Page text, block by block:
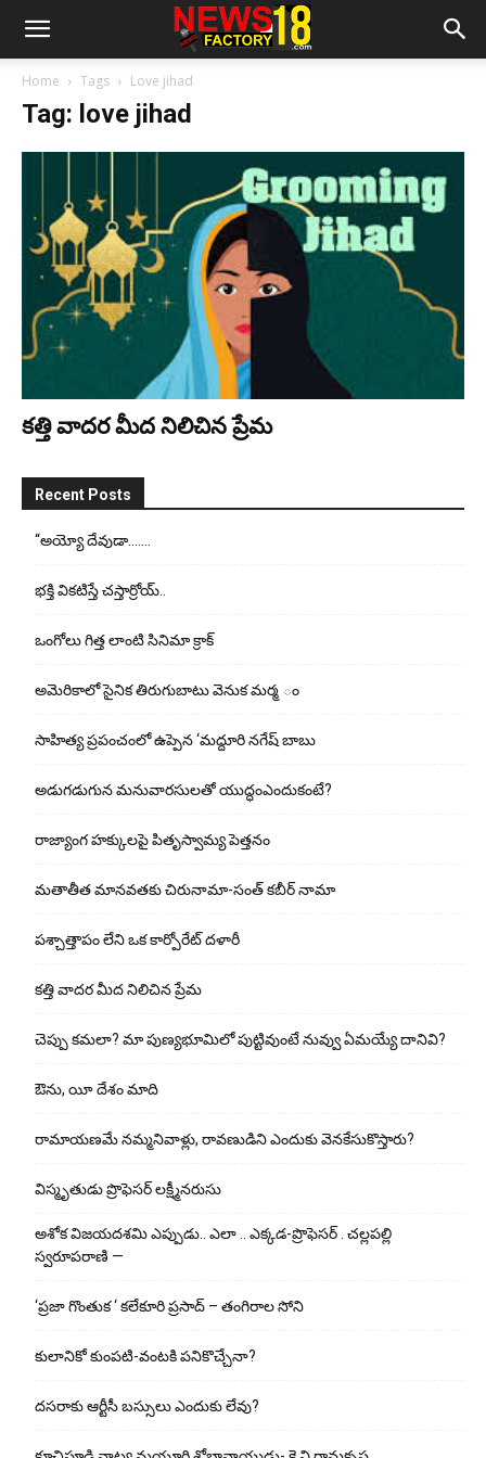
Home Tags Love jihad
Tag: love jihad
కత్తి వాదర మీద నిలిచిన ప్రేమ
Recent Posts
“అయ్యో దేవుడా…….
భ‌క్తి విక‌టిస్తే చ‌స్తార్రోయ్‌..
ఒంగోలు గిత్త లాంటి సినిమా క్రాక్
అమెరికాలో సైనిక తిరుగుబాటు వెనుక మర్మ ం
సాహిత్య ప్రపంచంలో ఉప్పెన ‘మద్దూరి నగేష్ బాబు
అడుగ‌డుగున మ‌నువార‌సుల‌తో యుద్ధంఎందుకంటే?
రాజ్యాంగ హక్కులపై పితృస్వామ్య పెత్తనం
మతాతీత మానవతకు చిరునామా-సంత్ కబీర్ నామా
పశ్చాత్తాపం లేని ఒక కార్పోరేట్ దళారీ
కత్తి వాదర మీద నిలిచిన ప్రేమ
చెప్పు క‌మ‌లా? మా పుణ్యభూమిలో పుట్టివుంటే నువ్వు ఏమయ్యే దానివి?
ఔను, యీ దేశం మాది
రామాయణమే నమ్మనివాళ్లు, రావణుడిని ఎందుకు వెనకేసుకొస్తారు?
విస్మృతుడు ప్రొఫెసర్ లక్ష్మీనరుసు
అశోక విజ‌య‌ద‌శ‌మి ఎప్పుడు.. ఎలా .. ఎక్క‌డ‌-ప్రొఫెసర్ . చల్లపల్లి
స్వరూపరాణి —
‘ప్రజా గొంతుక ‘ కలేకూరి ప్రసాద్ – తంగిరాల సోని
కులానికో కుంప‌టి-వంట‌కి ప‌నికొచ్చేనా?
ద‌స‌రాకు ఆర్టీసీ బ‌స్సులు ఎందుకు లేవు?